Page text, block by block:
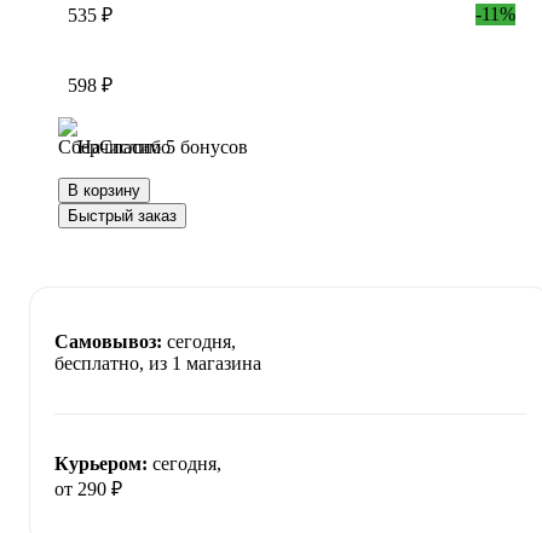
535 ₽ -11%
598 ₽
Начислим 5 бонусов
В корзину
Быстрый заказ
Самовывоз: сегодня,
бесплатно, из 1 магазина
Курьером: сегодня,
от 290 ₽